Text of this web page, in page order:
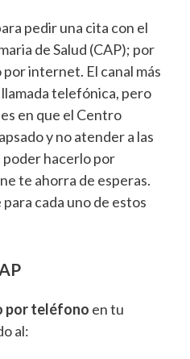
pedir una cita con el
de Salud (CAP); por
internet. El canal más
telefónica, pero
en que el Centro
y no atender a las
poder hacerlo por
te ahorra de esperas.
cada uno de estos
por teléfono en tu
al: